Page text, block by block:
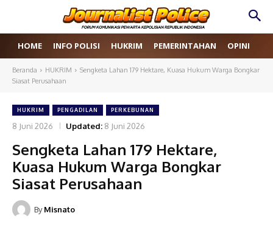
HOME INFO POLISI HUKRIM PEMERINTAHAN OPINI
Beranda HUKRIM
Sengketa Lahan 179 Hektare, Kuasa Hukum Warga Bongkar
Siasat Perusahaan
HUKRIM PENGADILAN PERKEBUNAN
8 Juni 2026 Updated: 8 Juni 2026
Sengketa Lahan 179 Hektare,
Kuasa Hukum Warga Bongkar
Siasat Perusahaan
By Misnato